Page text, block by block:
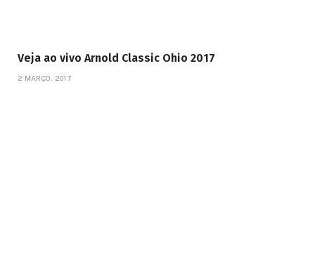
Veja ao vivo Arnold Classic Ohio 2017
2 MARÇO, 2017